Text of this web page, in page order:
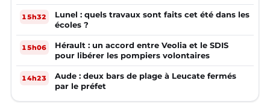
15h32
Lunel : quels travaux sont faits cet été dans les
écoles ?
15h06
Hérault : un accord entre Veolia et le SDIS
pour libérer les pompiers volontaires
14h23
Aude : deux bars de plage à Leucate fermés
par le préfet